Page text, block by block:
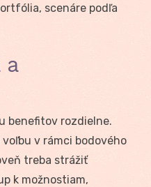
scenáre podľa
a
benefitov rozdielne.
v rámci bodového
treba strážiť
k možnostiam,